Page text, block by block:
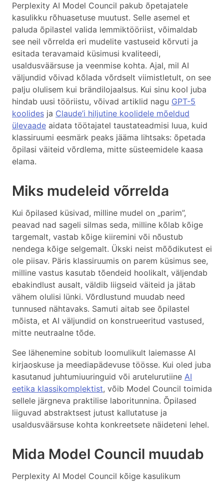
Perplexity AI Model Council pakub õpetajatele
kasulikku rõhuasetuse muutust. Selle asemel et
paluda õpilastel valida lemmiktööriist, võimaldab
see neil võrrelda eri mudelite vastuseid kõrvuti ja
esitada teravamaid küsimusi kvaliteedi,
usaldusväärsuse ja veenmise kohta. Ajal, mil AI
väljundid võivad kõlada võrdselt viimistletult, on see
palju olulisem kui brändilojaalsus. Kui sinu kool juba
hindab uusi tööriistu, võivad artiklid nagu GPT-5
koolides ja Claude’i hiljutine koolidele mõeldud
ülevaade aidata töötajatel taustateadmisi luua, kuid
klassiruumi eesmärk peaks jääma lihtsaks: õpetada
õpilasi väiteid võrdlema, mitte süsteemidele kaasa
elama.
Miks mudeleid võrrelda
Kui õpilased küsivad, milline mudel on „parim”,
peavad nad sageli silmas seda, milline kõlab kõige
targemalt, vastab kõige kiiremini või nõustub
nendega kõige selgemalt. Ükski neist mõõdikutest ei
ole piisav. Päris klassiruumis on parem küsimus see,
milline vastus kasutab tõendeid hoolikalt, väljendab
ebakindlust ausalt, väldib liigseid väiteid ja jätab
vähem olulisi lünki. Võrdlustund muudab need
tunnused nähtavaks. Samuti aitab see õpilastel
mõista, et AI väljundid on konstrueeritud vastused,
mitte neutraalne tõde.
See lähenemine sobitub loomulikult laiemasse AI
kirjaoskuse ja meediapädevuse töösse. Kui oled juba
kasutanud juhtumiuuringuid või arutelurutiine AI
eetika klassikomplektist, võib Model Council toimida
sellele järgneva praktilise laboritunnina. Õpilased
liiguvad abstraktsest jutust kallutatuse ja
usaldusväärsuse kohta konkreetsete näideteni lehel.
Mida Model Council muudab
Perplexity AI Model Council kõige kasulikum